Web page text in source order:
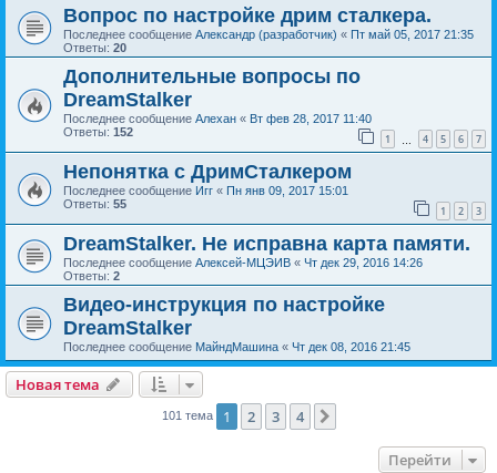
Вопрос по настройке дрим сталкера.
Последнее сообщение Александр (разработчик) « Пт май 05, 2017 21:35
Ответы: 20
Дополнительные вопросы по
DreamStalker
Последнее сообщение Алехан « Вт фев 28, 2017 11:40
Ответы: 152 1 4 5 6 7
Непонятка с ДримСталкером
Последнее сообщение Игг « Пн янв 09, 2017 15:01
Ответы: 55 1 2 3
DreamStalker. Не исправна карта памяти.
Последнее сообщение Алексей-МЦЭИВ « Чт дек 29, 2016 14:26
Ответы: 2
Видео-инструкция по настройке
DreamStalker
Последнее сообщение МайндМашина « Чт дек 08, 2016 21:45
Новая тема
101 тема 1 2 3 4
Перейти